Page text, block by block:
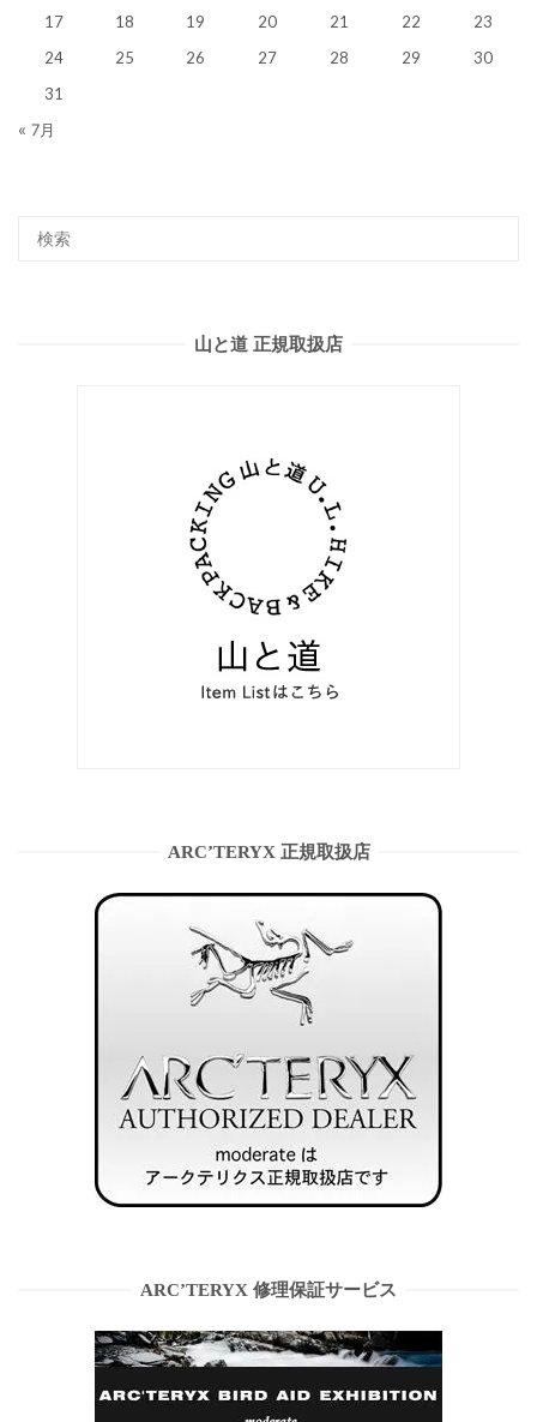
17 18 19 20 21 22
23
24
25 26 27 28 29
30
31
« 7月
山と道 正規取扱店
ARC’TERYX 正規取扱店
ARC’TERYX 修理保証サービス